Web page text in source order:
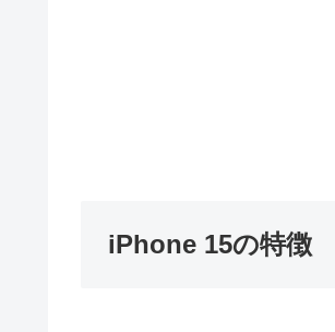
iPhone 15の特徴